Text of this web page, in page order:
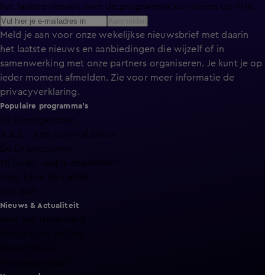
het laatste nieuws over de programma’s en series op KIJK.
Meld je aan voor onze wekelijkse nieuwsbrief met daarin
het laatste nieuws en aanbiedingen die wijzelf of in
samenwerking met onze partners organiseren. Je kunt je op
ieder moment afmelden. Zie voor meer informatie de
privacyverklaring.
Populaire programma's
De Bondgenoten
A.S.S. - Anti Survival Show
De Oranjezomer
Mi Dushi: wat is dan liefde?
Lang Leve de Liefde
Nieuws & Actualiteit